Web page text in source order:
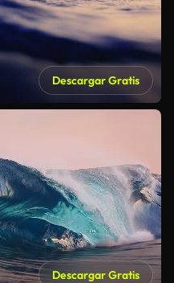
Descargar Gratis
Descargar Gratis